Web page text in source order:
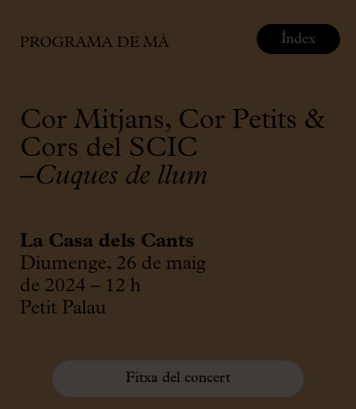
PROGRAMA DE MÀ
Cor Mitjans, Cor Petits &
Cors del SCIC
–Cuques de llum
La Casa dels Cants
Diumenge, 26 de maig
de 2024 – 12 h
Petit Palau
Fitxa del concert
Índex